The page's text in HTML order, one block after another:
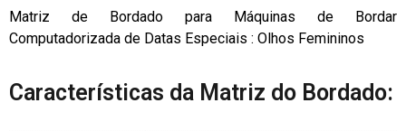
Matriz de Bordado para Máquinas de Bordar
Computadorizada de Datas Especiais : Olhos Femininos
Características da Matriz do Bordado: